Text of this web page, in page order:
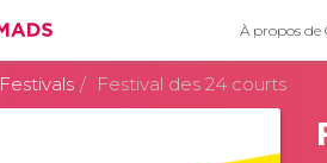
À propos de
Festivals Festival des 24 courts